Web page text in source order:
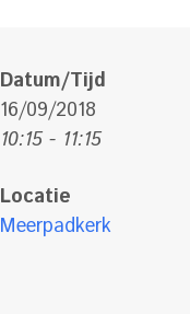
Datum/Tijd
16/09/2018
10:15 - 11:15
Locatie
Meerpadkerk